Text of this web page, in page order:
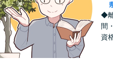
◆
間
資